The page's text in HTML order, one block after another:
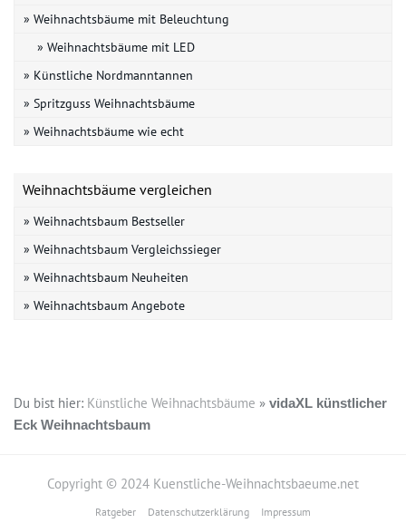
» Weihnachtsbäume mit Beleuchtung
» Weihnachtsbäume mit LED
» Künstliche Nordmanntannen
» Spritzguss Weihnachtsbäume
» Weihnachtsbäume wie echt
Weihnachtsbäume vergleichen
» Weihnachtsbaum Bestseller
» Weihnachtsbaum Vergleichssieger
» Weihnachtsbaum Neuheiten
» Weihnachtsbaum Angebote
Du bist hier: Künstliche Weihnachtsbäume » vidaXL künstlicher
Eck Weihnachtsbaum
Copyright © 2024 Kuenstliche-Weihnachtsbaeume.net
Ratgeber Datenschutzerklärung Impressum